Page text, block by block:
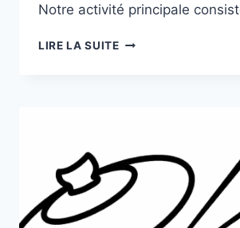
Notre activité principale
LIRE LA SUITE